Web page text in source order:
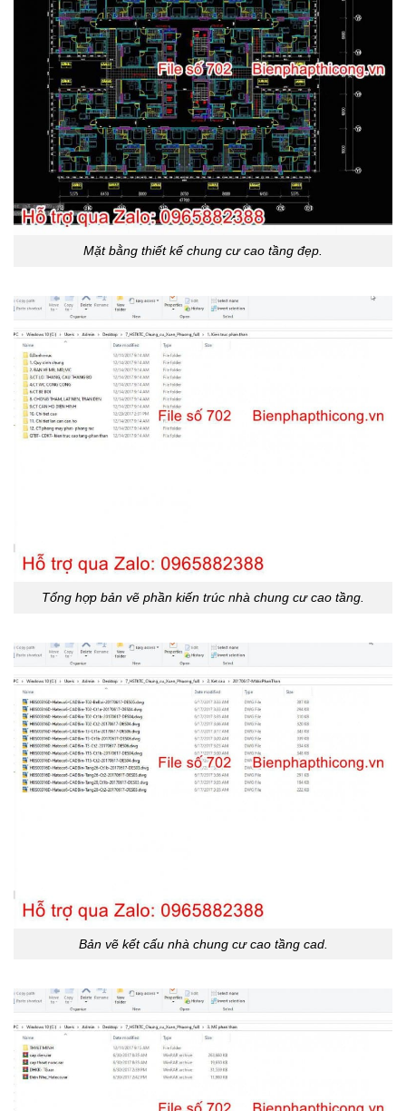
Mặt bằng thiết kế chung cư cao tầng đẹp.
Tổng hợp bản vẽ phần kiến trúc nhà chung cư cao tầng.
Bản vẽ kết cấu nhà chung cư cao tầng cad.